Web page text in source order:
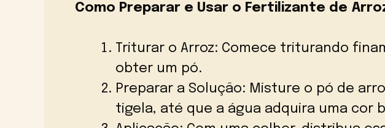
Como Preparar e Usar o Fertilizante de
Triturar o Arroz: Comece triturando
obter um pó.
Preparar a Solução: Misture o pó de
tigela, até que a água adquira uma cor